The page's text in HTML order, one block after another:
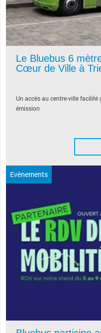
Le Bluebus 6
Cœur de Ville à
Un accès au centre-ville
émission
Evènements